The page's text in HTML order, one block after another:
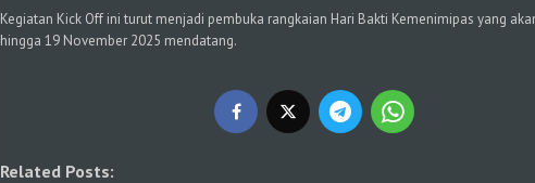
Kegiatan Kick Off ini turut menjadi pembuka rangkaian Hari Bakti Kemenimipas yang
hingga 19 November 2025 mendatang.
Related Posts: